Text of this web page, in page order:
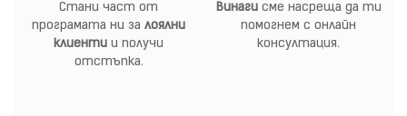
Стани част от
програмата ни за лоялни
клиенти и получи
отстъпка.
Винагисме насреща да ти
помогнем с онлайн
консултация.